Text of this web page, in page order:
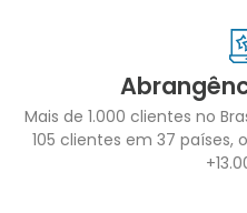
Mais de 1.000 clientes no
105 clientes em 37